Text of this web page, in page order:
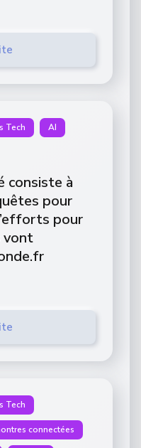
Tech AI
consiste à
pour
pour
vont
Tech
connectées